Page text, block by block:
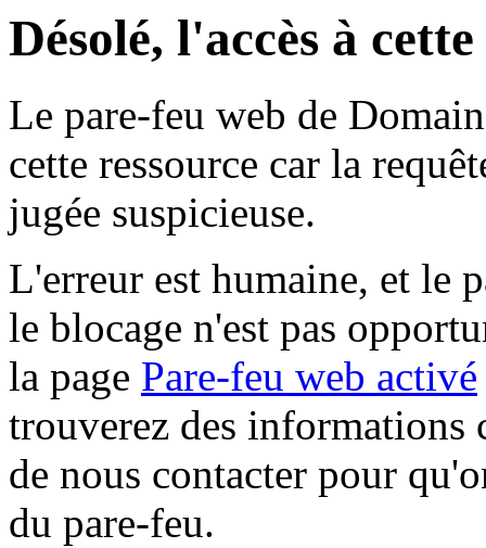
Désolé, l'accès à
Le pare-feu web de
cette ressource car la
jugée suspicieuse.
L'erreur est humaine, et le
le blocage n'est pas
la page Pare-feu web activé
trouverez des informations
de nous contacter pour
du pare-feu.